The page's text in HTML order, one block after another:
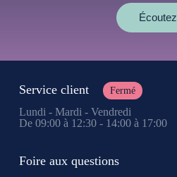
Écoutez
Service client Fermé
Lundi - Mardi - Vendredi
De 09:00 à 12:30 - 14:00 à 17:00
Foire aux questions